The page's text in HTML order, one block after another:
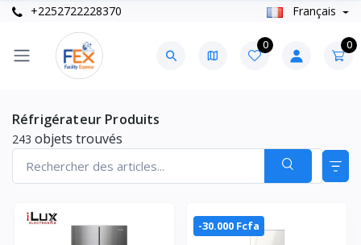
+2252722228370 Français
0 0
Réfrigérateur Produits
243 objets trouvés
-30.000 Fcfa